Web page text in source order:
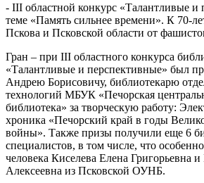
- III областной конкурс «Талантливые и
теме «Память сильнее времени». К 70-
Пскова и Псковской области от
Гран – при III областного конкурса
«Талантливые и перспективные» был
Андрею Борисовичу, библиотекарю
технологий МБУК «Печорская
библиотека» за творческую работу:
хроника «Печорский край в годы
войны». Также призы получили еще 6
специалистов, в том числе, что
человека Киселева Елена Григорьевна
Алексеевна из Псковской ОУНБ.